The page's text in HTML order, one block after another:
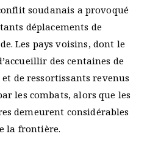
soudanais a provoqué
déplacements de
Les pays voisins, dont le
des centaines de
de ressortissants revenus
les combats, alors que les
demeurent considérables
la frontière.